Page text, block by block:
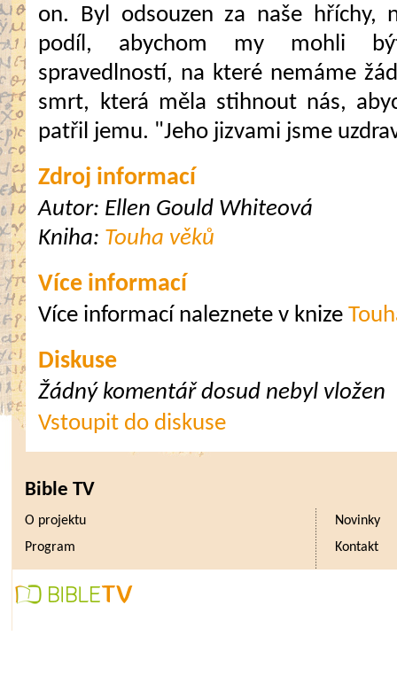
on. Byl odsouzen za naše hříchy,
podíl, abychom my mohli
spravedlností, na které nemáme
smrt, která měla stihnout nás,
patřil jemu. "Jeho jizvami jsme
Zdroj informací
Autor: Ellen Gould Whiteová
Kniha: Touha věků
Více informací
Více informací naleznete v knize
Diskuse
Žádný komentář dosud nebyl vložen
Vstoupit do diskuse
Bible TV
O projektu
Novinky
Program
Kontakt